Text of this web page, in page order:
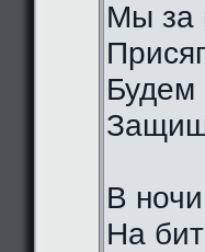
Мы за
Будем
В
На